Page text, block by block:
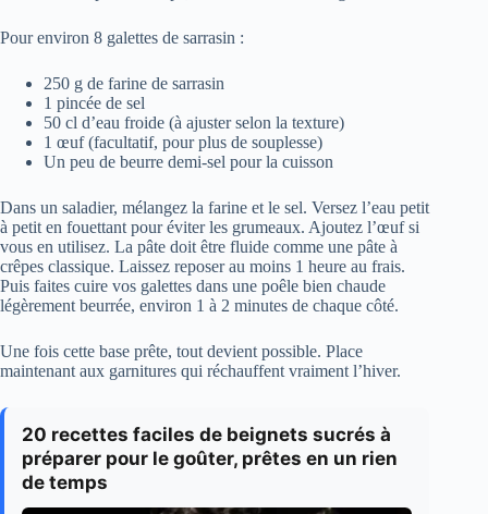
Pour environ 8 galettes de sarrasin :
250 g de farine de sarrasin
1 pincée de sel
50 cl d’eau froide (à ajuster selon la texture)
1 œuf (facultatif, pour plus de souplesse)
Un peu de beurre demi-sel pour la cuisson
Dans un saladier, mélangez la farine et le sel. Versez l’eau petit
à petit en fouettant pour éviter les grumeaux. Ajoutez l’œuf si
vous en utilisez. La pâte doit être fluide comme une pâte à
crêpes classique. Laissez reposer au moins 1 heure au frais.
Puis faites cuire vos galettes dans une poêle bien chaude
légèrement beurrée, environ 1 à 2 minutes de chaque côté.
Une fois cette base prête, tout devient possible. Place
maintenant aux garnitures qui réchauffent vraiment l’hiver.
20 recettes faciles de beignets sucrés à
préparer pour le goûter, prêtes en un rien
de temps